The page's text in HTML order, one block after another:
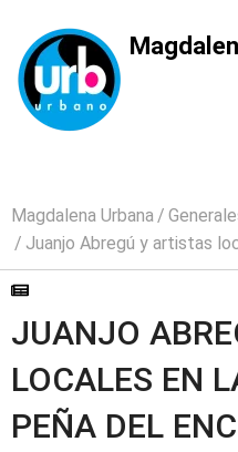
Magdalena Urbana
Juanjo Abregú y artistas
JUANJO
LOCALES EN
PEÑA DEL